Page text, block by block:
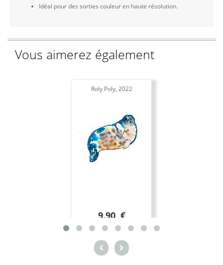
Idéal pour des sorties couleur en haute résolution.
Vous aimerez également
Roly Poly, 2022
9.90 €